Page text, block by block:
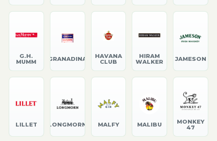
G.H.
MUMM
GRANADINA
HAVANA
CLUB
HIRAM
WALKER
JAMESON
LILLET LONGMORN MALFY MALIBU
MONKEY
47